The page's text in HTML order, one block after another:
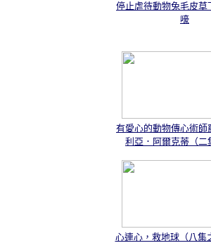
停止虐待動物兔毛皮草
嚎
有愛心的動物傳心術師
利亞．阿爾克蒂（二
心連心，救地球（八集